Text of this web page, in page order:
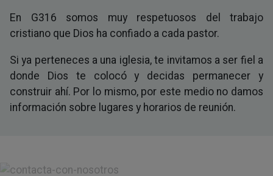
En G316 somos muy respetuosos del trabajo
cristiano que Dios ha confiado a cada pastor.
Si ya perteneces a una iglesia, te invitamos a ser fiel a
donde Dios te colocó y decidas permanecer y
construir ahí. Por lo mismo, por este medio no damos
información sobre lugares y horarios de reunión.